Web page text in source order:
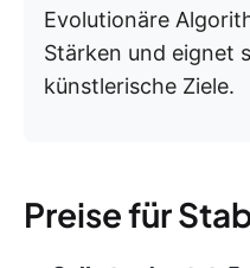
Evolutionäre
Stärken und eignet
künstlerische Ziele.
Preise für